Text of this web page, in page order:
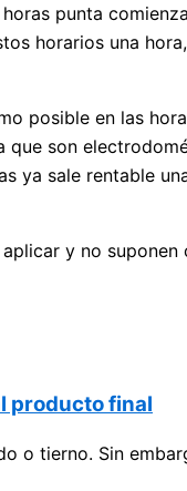
punta
horarios una
posible en las
son
ya sale rentable
y no
producto final
o tierno. Sin